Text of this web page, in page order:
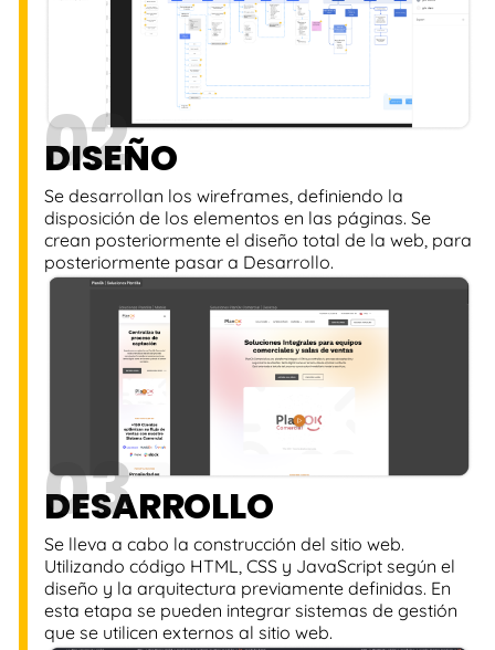
02
DISEÑO
Se desarrollan los wireframes, definiendo la
disposición de los elementos en las páginas. Se
crean posteriormente el diseño total de la web, para
posteriormente pasar a Desarrollo.
03
DESARROLLO
Se lleva a cabo la construcción del sitio web.
Utilizando código HTML, CSS y JavaScript según el
diseño y la arquitectura previamente definidas. En
esta etapa se pueden integrar sistemas de gestión
que se utilicen externos al sitio web.